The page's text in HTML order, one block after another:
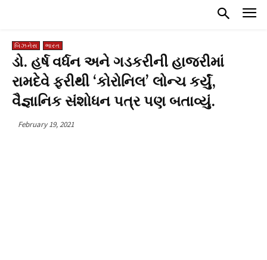
બિઝનેસ ભારત
ડો. હર્ષ વર્ધન અને ગડકરીની હાજરીમાં
રામદેવે ફરીથી ‘કોરોનિલ’ લોન્ચ કર્યું,
વૈજ્ઞાનિક સંશોધન પત્ર પણ બતાવ્યું.
February 19, 2021